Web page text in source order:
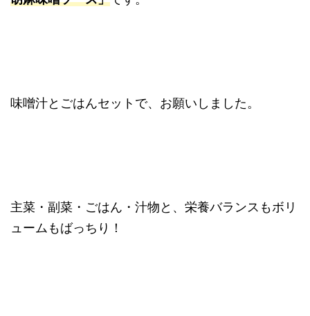
味噌汁とごはんセットで、お願いしました。
主菜・副菜・ごはん・汁物と、栄養バランスもボリ
ュームもばっちり！